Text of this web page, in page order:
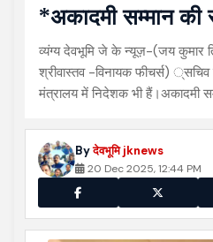
*अकादमी सम्मान की
व्यंग्य देवभूमि जे के न्यूज़-(जय कुमार
श्रीवास्तव -विनायक फीचर्स)
मंत्रालय में निदेशक भी हैं।अकादमी
Byदेवभूमि jknews
20 Dec 2025, 12:44 PM